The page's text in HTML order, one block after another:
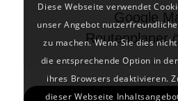
Google
Routenplaner
Diese Webseite verwendet
unser Angebot
zu machen. Wenn Sie dies
die entsprechende Option in
ihres Browsers deaktivieren.
dieser Webseite